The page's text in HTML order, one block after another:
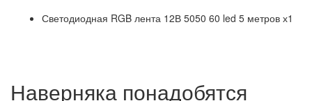
Светодиодная RGB лента 12В 5050 60 led 5 метров х1
Наверняка понадобятся